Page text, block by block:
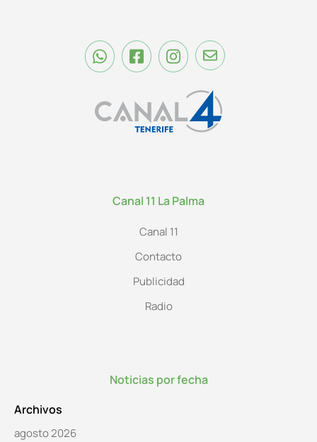
Canal 11 La Palma
Canal 11
Contacto
Publicidad
Radio
Noticias por fecha
Archivos
agosto 2026